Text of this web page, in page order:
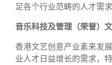
足各个行业范畴的人才需求
音乐科技及管理（荣誉）
香港文艺创意产业素来发
业人才日益增长的需求，